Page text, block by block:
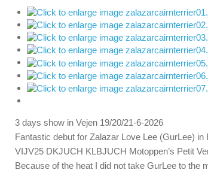
3 days show in Vejen 19/20/21-6-2026
Fantastic debut for Zalazar Love Lee (GurLee)
VIJV25 DKJUCH KLBJUCH Motoppen’s Petit
Because of the heat I did not take GurLee to the